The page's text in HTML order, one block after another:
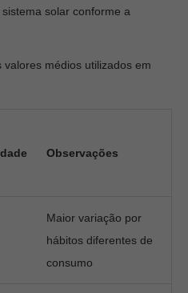
solar conforme a
médios utilizados em
Observações
Maior variação por
hábitos diferentes de
consumo